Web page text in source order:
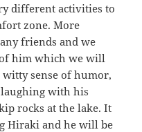
different activities to
zone. More
friends and we
him which we will
sense of humor,
with his
rocks at the lake. It
Hiraki and he will be
り